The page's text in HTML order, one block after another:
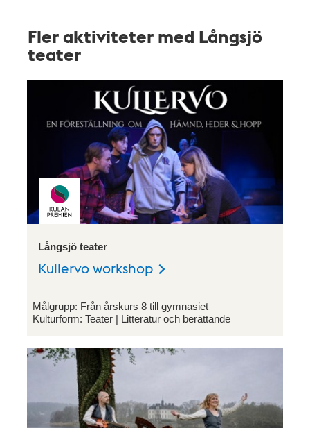
Fler aktiviteter med Långsjö
teater
Långsjö teater
Kullervo workshop
Målgrupp: Från årskurs 8 till gymnasiet
Kulturform: Teater Litteratur och berättande